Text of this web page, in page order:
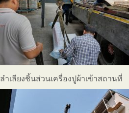
ลำเลียงชิ้นส่วนเครื่องปูผ้าเข้าสถานที่